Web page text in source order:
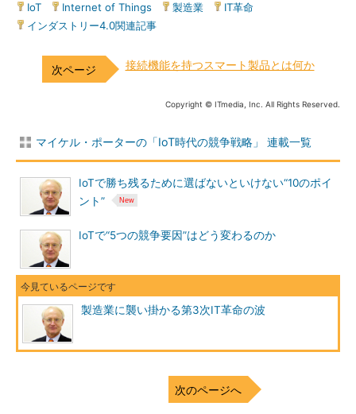
IoT Internet of Things 製造業 IT革命
インダストリー4.0関連記事
接続機能を持つスマート製品とは何か
Copyright © ITmedia, Inc. All Rights Reserved.
マイケル・ポーターの「IoT時代の競争戦略」 連載一覧
IoTで勝ち残るために選ばないといけない“10のポイ
ント”
IoTで“5つの競争要因”はどう変わるのか
製造業に襲い掛かる第3次IT革命の波
次のページへ